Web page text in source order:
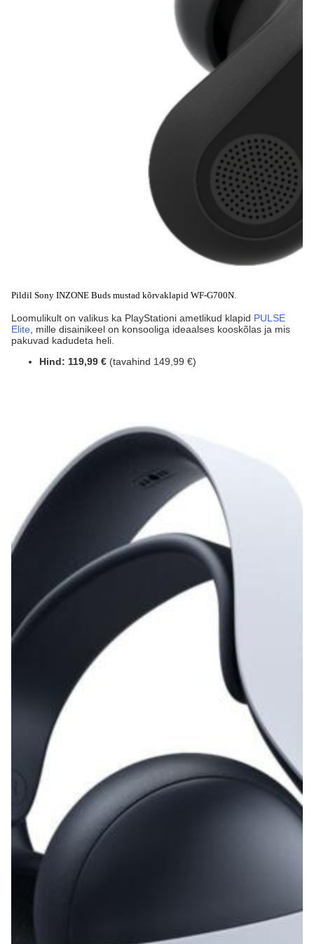
Pildil Sony INZONE Buds mustad kõrvaklapid WF-G700N.
Loomulikult on valikus ka PlayStationi ametlikud klapid PULSE
Elite , mille disainikeel on konsooliga ideaalses kooskõlas ja mis
pakuvad kadudeta heli.
Hind: 119,99 € (tavahind 149,99 €)